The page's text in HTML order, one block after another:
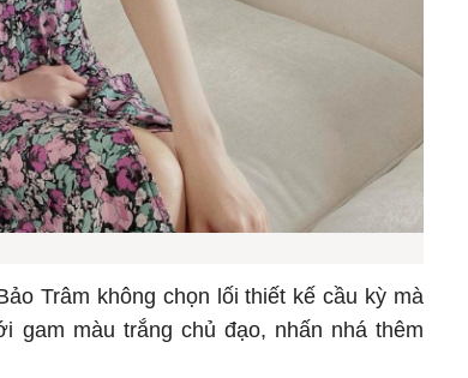
Trâm không chọn lối thiết kế cầu kỳ mà
gam màu trắng chủ đạo, nhấn nhá thêm